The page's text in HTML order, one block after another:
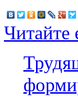
Читайте